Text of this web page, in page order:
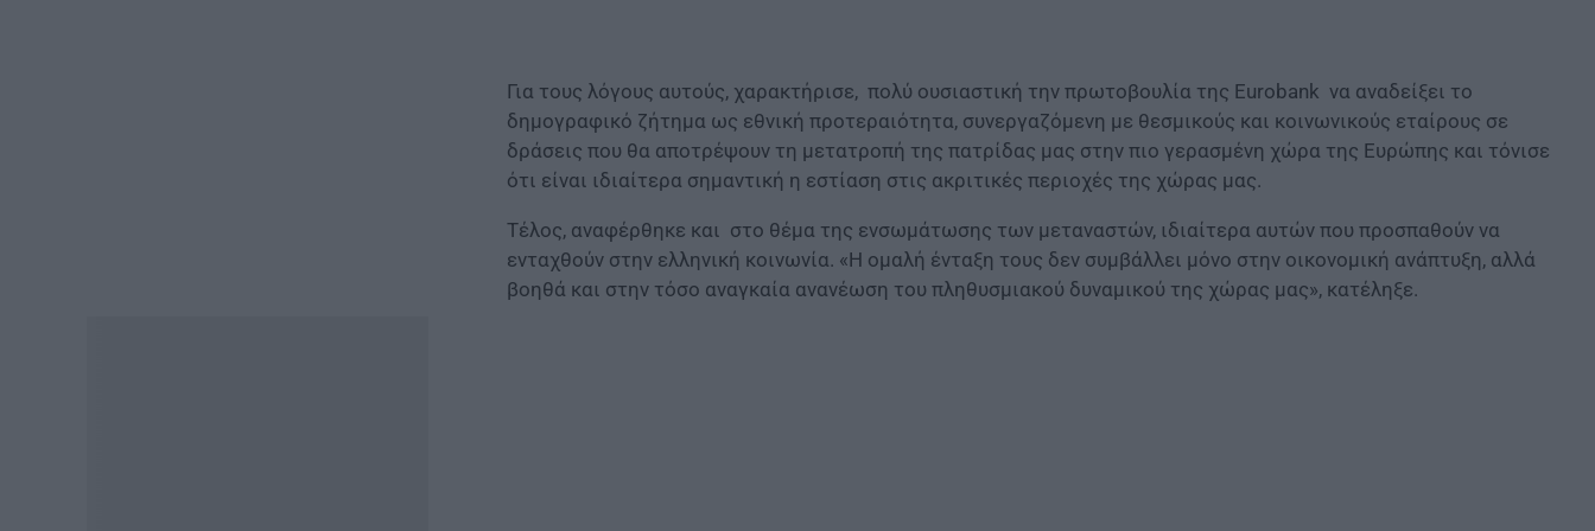
Για τους λόγους αυτούς, χαρακτήρισε, πολύ ουσιαστική την πρωτοβουλία της Εurobank να αναδείξει το
δημογραφικό ζήτημα ως εθνική προτεραιότητα, συνεργαζόμενη με θεσμικούς και κοινωνικούς εταίρους σε
δράσεις που θα αποτρέψουν τη μετατροπή της πατρίδας μας στην πιο γερασμένη χώρα της Ευρώπης και τόνισε
ότι είναι ιδιαίτερα σημαντική η εστίαση στις ακριτικές περιοχές της χώρας μας.
Τέλος, αναφέρθηκε και στο θέμα της ενσωμάτωσης των μεταναστών, ιδιαίτερα αυτών που προσπαθούν να
ενταχθούν στην ελληνική κοινωνία. «Η ομαλή ένταξη τους δεν συμβάλλει μόνο στην οικονομική ανάπτυξη, αλλά
βοηθά και στην τόσο αναγκαία ανανέωση του πληθυσμιακού δυναμικού της χώρας μας», κατέληξε.